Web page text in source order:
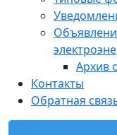
Архив
Контакты
Обратная